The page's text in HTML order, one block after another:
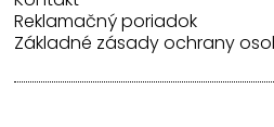
Reklamačný poriadok
Základné zásady ochrany